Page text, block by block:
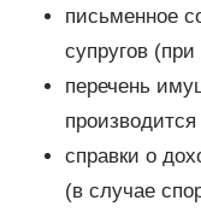
письменное
супругов
перечень
справки о
(в случае